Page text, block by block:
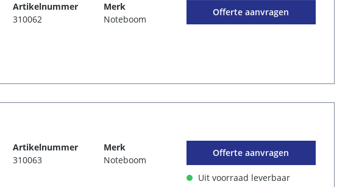
Artikelnummer
310062
Merk
Noteboom
Offerte aanvragen
Artikelnummer
310063
Merk
Noteboom
Offerte aanvragen
Uit voorraad leverbaar